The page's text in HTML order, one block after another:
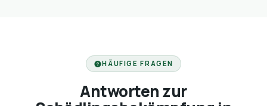
HÄUFIGE FRAGEN
Antworten zur